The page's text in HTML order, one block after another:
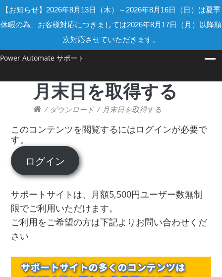
【お知らせ】2026年8月13日（木）～2026年8月16日（日）は夏季
休暇の為、お客様対応につきましては2026年8月17日（月）以降順
次対応させていただきます。
Power Automate サポート
月末日を取得する
/ ダウンロード / 月末日を取得する
このコンテンツを閲覧するにはログインが必要で
す。
ログイン
サポートサイトは、月額5,500円ユーザー数無制
限でご利用いただけます。
ご利用をご希望の方は下記よりお問い合わせくだ
さい